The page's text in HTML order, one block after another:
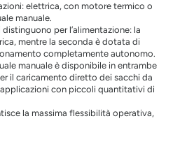
elettrica, con motore termico o
manuale.
per l’alimentazione: la
mentre la seconda è dotata di
completamente autonomo.
manuale è disponibile in entrambe
il caricamento diretto dei sacchi da
con piccoli quantitativi di
la massima flessibilità operativa,